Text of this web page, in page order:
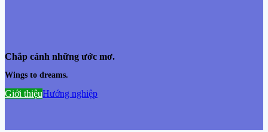
Chắp cánh những ước mơ.
Wings to dreams.
Giới thiệuHướng nghiệp